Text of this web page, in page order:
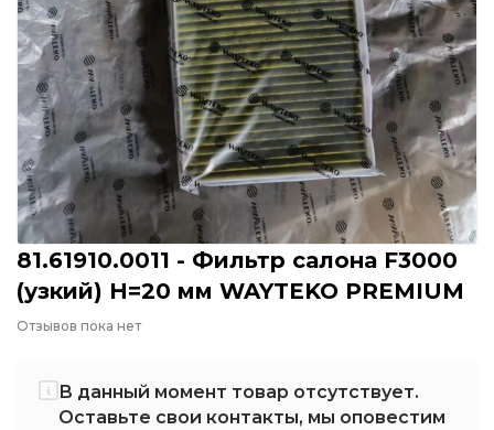
81.61910.0011 - Фильтр салона F3000
(узкий) H=20 мм WAYTEKO PREMIUM
Отзывов пока нет
В данный момент товар отсутствует.
Оставьте свои контакты, мы оповестим